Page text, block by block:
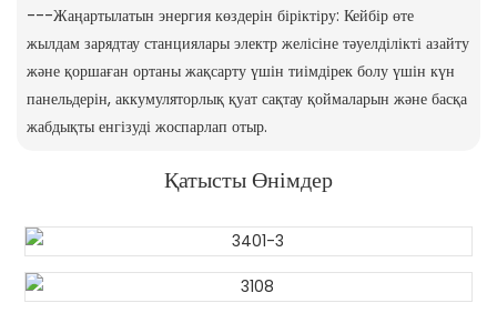
---Жаңартылатын энергия көздерін біріктіру: Кейбір өте
жылдам зарядтау станциялары электр желісіне тәуелділікті азайту
және қоршаған ортаны жақсарту үшін тиімдірек болу үшін күн
панельдерін, аккумуляторлық қуат сақтау қоймаларын және басқа
жабдықты енгізуді жоспарлап отыр.
Қатысты Өнімдер